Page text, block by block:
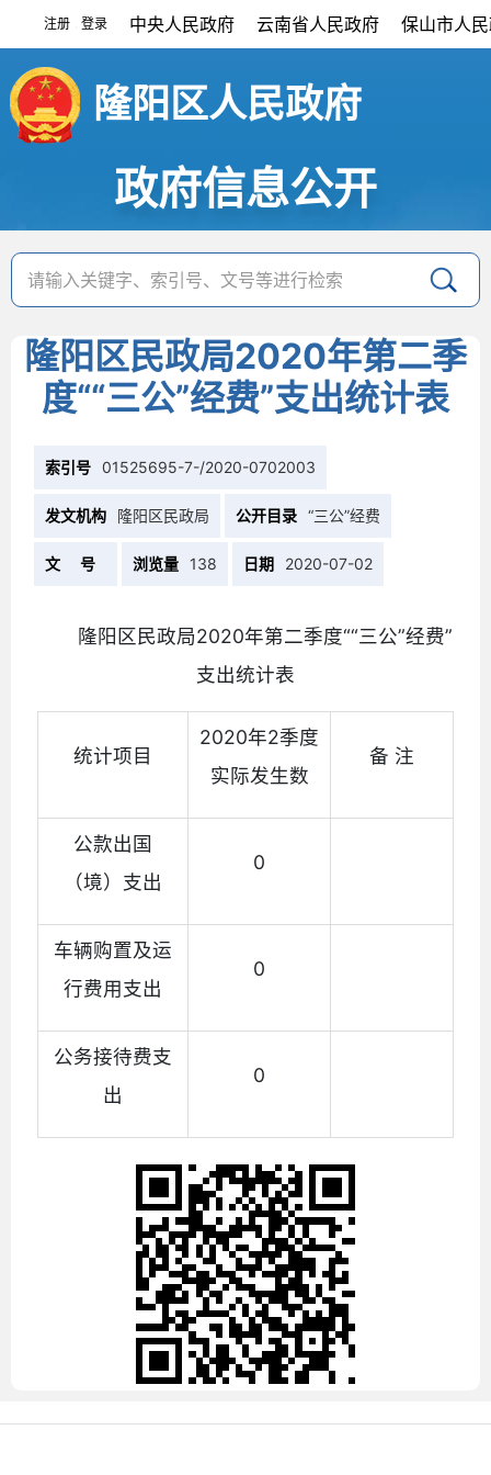
注册 登录 中央人民政府 云南省人民政府 保山市人
隆阳区人民政府
政府信息公开
隆阳区民政局2020年第二季
度““三公”经费”支出统计表
索引号 01525695-7-/2020-0702003
发文机构 隆阳区民政局 公开目录 “三公”经费
文 号 浏览量 138 日期 2020-07-02
隆阳区民政局2020年第二季度““三公”经费”
支出统计表
统计项目
2020年2季度
实际发生数
备 注
公款出国
（境）支出
0
车辆购置及运
行费用支出
0
公务接待费支
出
0